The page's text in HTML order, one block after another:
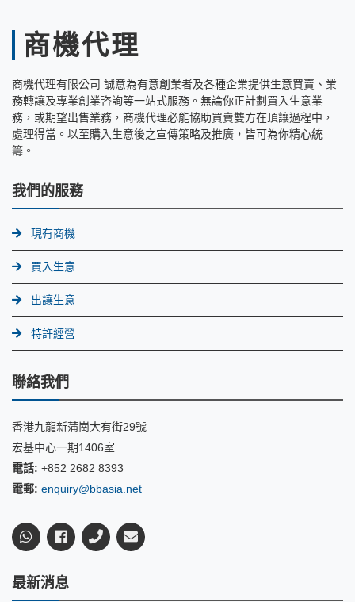
商機代理
商機代理有限公司 誠意為有意創業者及各種企業提供生意買賣、業
務轉讓及專業創業咨詢等一站式服務。無論你正計劃買入生意業
務，或期望出售業務，商機代理必能協助買賣雙方在頂讓過程中，
處理得當。以至購入生意後之宣傳策略及推廣，皆可為你精心統
籌。
我們的服務
現有商機
買入生意
出讓生意
特許經營
聯絡我們
香港九龍新蒲崗大有街29號
宏基中心一期1406室
電話: +852 2682 8393
電郵: enquiry@bbasia.net
最新消息